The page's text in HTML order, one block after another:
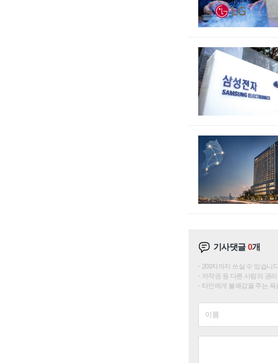
기사댓글0개
200자까지 쓰실 수 있습니
저작권 등 다른 사람의 권
타인에게 불쾌감을 주는